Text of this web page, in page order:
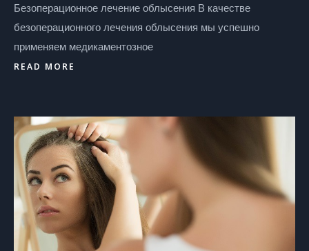
Безоперационное лечение облысения В качестве
безоперационного лечения облысения мы успешно
применяем медикаментозное
READ MORE